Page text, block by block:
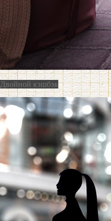
Двойной кэшбэк